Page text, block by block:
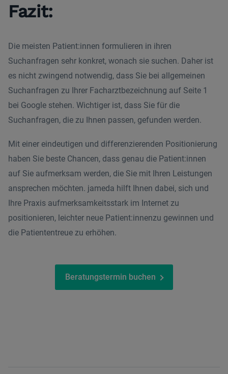
Fazit:
Die meisten Patient:innen formulieren in ihren
Suchanfragen sehr konkret, wonach sie suchen. Daher ist
es nicht zwingend notwendig, dass Sie bei allgemeinen
Suchanfragen zu Ihrer Facharztbezeichnung auf Seite 1
bei Google stehen. Wichtiger ist, dass Sie für die
Suchanfragen, die zu Ihnen passen, gefunden werden.
Mit einer eindeutigen und differenzierenden Positionierung
haben Sie beste Chancen, dass genau die Patient:innen
auf Sie aufmerksam werden, die Sie mit Ihren Leistungen
ansprechen möchten. jameda hilft Ihnen dabei, sich und
Ihre Praxis aufmerksamkeitsstark im Internet zu
positionieren, leichter neue Patient:innenzu gewinnen und
die Patiententreue zu erhöhen.
Beratungstermin buchen